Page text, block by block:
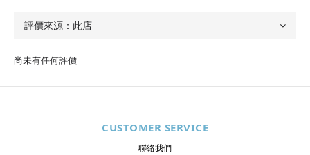
尚未有任何評價
CUSTOMER SERVICE
聯絡我們